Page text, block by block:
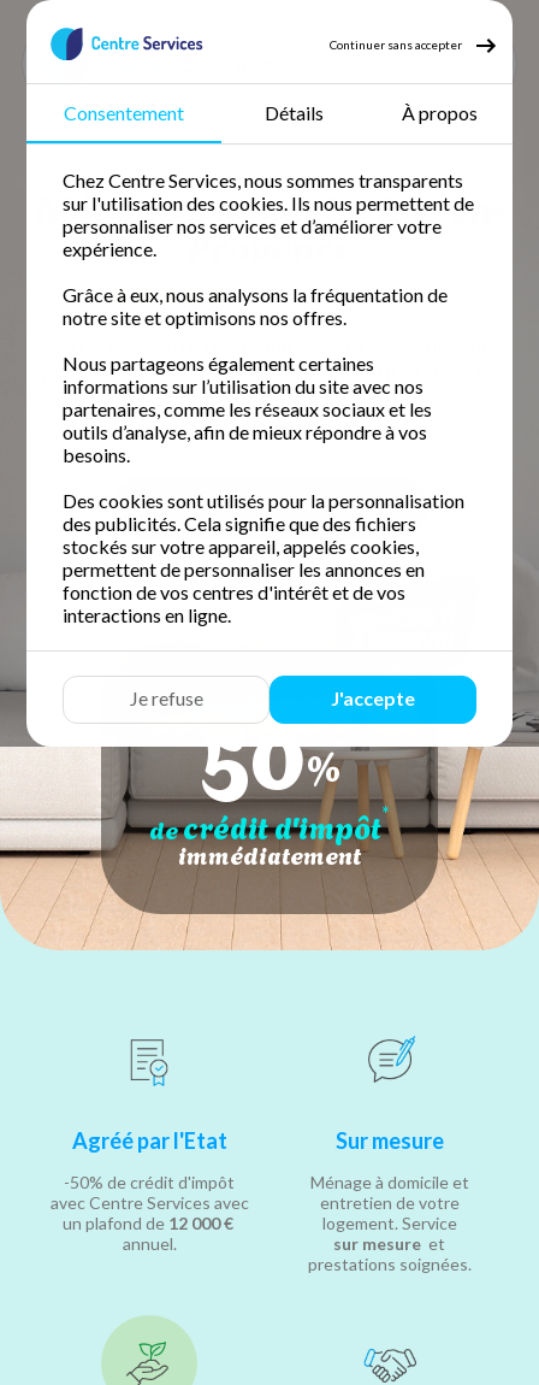
Continuer sans accepter
Consentement Détails À propos
Chez Centre Services, nous sommes transparents
sur l'utilisation des cookies. Ils nous permettent de
personnaliser nos services et d’améliorer votre
expérience.
Grâce à eux, nous analysons la fréquentation de
notre site et optimisons nos offres.
Nous partageons également certaines
informations sur l’utilisation du site avec nos
partenaires, comme les réseaux sociaux et les
outils d’analyse, afin de mieux répondre à vos
besoins.
Des cookies sont utilisés pour la personnalisation
des publicités. Cela signifie que des fichiers
stockés sur votre appareil, appelés cookies,
permettent de personnaliser les annonces en
fonction de vos centres d'intérêt et de vos
interactions en ligne.
Je refuse J'accepte
Ménage Aix-en-Provence
Ménage à domicile Aix-en-
Provence
5 / 5 sur 14 avisGoogle
ménage fiable et expérimentée.Profitez de 50%
de crédit d'impôt immédiatpour un domicile
impeccable.
Demander un devis gratuit
Profitez de
50%
decrédit d'impôt*
immédiatement
Agréé par l'Etat
-50% de crédit d'impôt
avec Centre Services avec
un plafond de 12 000 €
annuel.
Sur mesure
Ménage à domicile et
entretien de votre
logement. Service
sur mesure et
prestations soignées.